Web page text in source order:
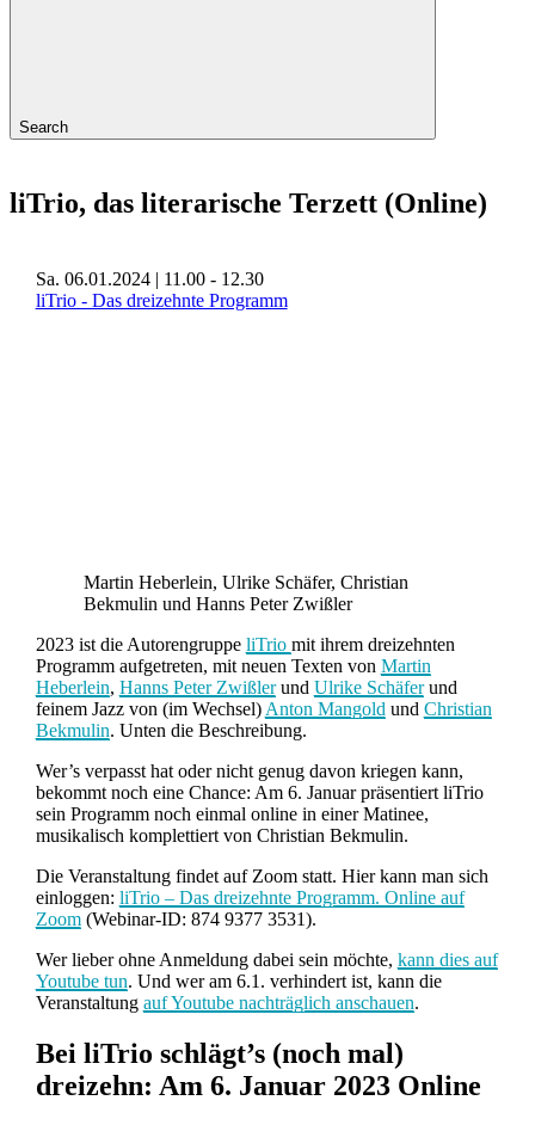
Search
liTrio, das literarische Terzett (Online)
Sa. 06.01.2024 | 11.00 - 12.30
liTrio - Das dreizehnte Programm
Martin Heberlein, Ulrike Schäfer, Christian
Bekmulin und Hanns Peter Zwißler
2023 ist die Autorengruppe liTrio mit ihrem dreizehnten
Programm aufgetreten, mit neuen Texten von Martin
Heberlein, Hanns Peter Zwißlerund Ulrike Schäferund
feinem Jazz von (im Wechsel)Anton Mangoldund Christian
Bekmulin. Unten die Beschreibung.
Wer’s verpasst hat oder nicht genug davon kriegen kann,
bekommt noch eine Chance: Am 6. Januar präsentiert liTrio
sein Programm noch einmal online in einer Matinee,
musikalisch komplettiert von Christian Bekmulin.
Die Veranstaltung findet auf Zoom statt. Hier kann man sich
einloggen: liTrio – Das dreizehnte Programm. Online auf
Zoom(Webinar-ID: 874 9377 3531).
Wer lieber ohne Anmeldung dabei sein möchte, kann dies auf
Youtube tun. Und wer am 6.1. verhindert ist, kann die
Veranstaltung auf Youtube nachträglich anschauen.
Bei liTrio schlägt’s (noch mal)
dreizehn: Am 6. Januar 2023 Online